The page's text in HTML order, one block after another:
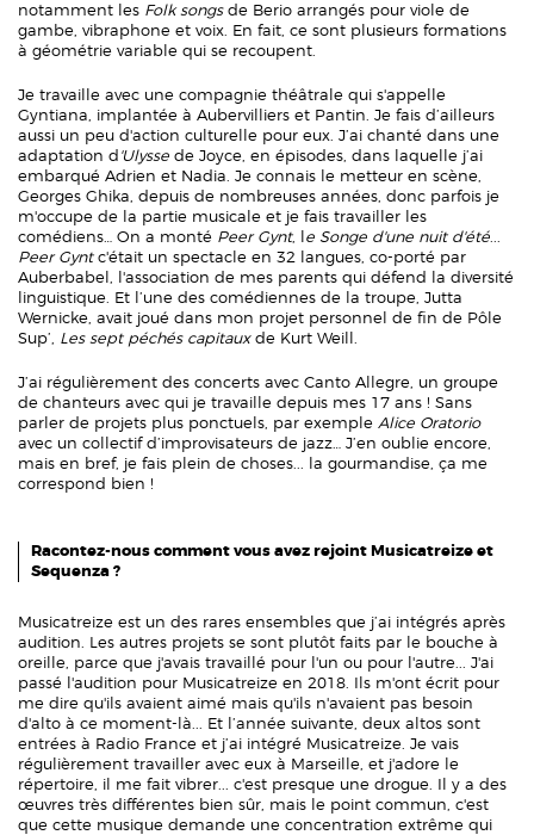
notamment les Folk songsde Berio arrangés pour viole de
gambe, vibraphone et voix. En fait, ce sont plusieurs formations
à géométrie variable qui se recoupent.
Je travaille avec une compagnie théâtrale qui s'appelle
Gyntiana, implantée à Aubervilliers et Pantin. Je fais d’ailleurs
aussi un peu d'action culturelle pour eux. J’ai chanté dans une
adaptation d 'Ulysse de Joyce, en épisodes, dans laquelle j’ai
embarqué Adrien et Nadia. Je connais le metteur en scène,
Georges Ghika, depuis de nombreuses années, donc parfois je
m'occupe de la partie musicale et je fais travailler les
comédiens… On a monté Peer Gynt, l e Songe d'une nuit d'été...
Peer Gynt c'était un spectacle en 32 langues, co-porté par
Auberbabel, l'association de mes parents qui défend la diversité
linguistique. Et l’une des comédiennes de la troupe, Jutta
Wernicke, avait joué dans mon projet personnel de fin de Pôle
Sup’, Les sept péchés capitauxde Kurt Weill.
J’ai régulièrement des concerts avec Canto Allegre, un groupe
de chanteurs avec qui je travaille depuis mes 17 ans ! Sans
parler de projets plus ponctuels, par exemple Alice Oratorio
avec un collectif d’improvisateurs de jazz… J’en oublie encore,
mais en bref, je fais plein de choses... la gourmandise, ça me
correspond bien !
Racontez-nous comment vous avez rejoint Musicatreize et
Sequenza ?
Musicatreize est un des rares ensembles que j’ai intégrés après
audition. Les autres projets se sont plutôt faits par le bouche à
oreille, parce que j'avais travaillé pour l'un ou pour l'autre... J'ai
passé l'audition pour Musicatreize en 2018. Ils m'ont écrit pour
me dire qu'ils avaient aimé mais qu'ils n'avaient pas besoin
d'alto à ce moment-là... Et l’année suivante, deux altos sont
entrées à Radio France et j’ai intégré Musicatreize. Je vais
régulièrement travailler avec eux à Marseille, et j'adore le
répertoire, il me fait vibrer... c'est presque une drogue. Il y a des
œuvres très différentes bien sûr, mais le point commun, c'est
que cette musique demande une concentration extrême qui